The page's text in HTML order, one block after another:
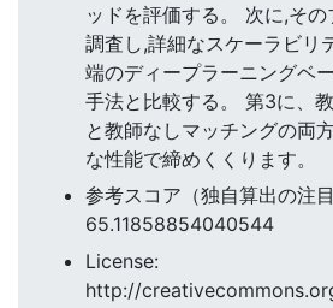
ッドを評価する。 次に,そ
調査し,詳細なスケーラビリ
端のディープラーニングベ
手法と比較する。 第3に、
と教師なしマッチングの両
な性能で締めくくります。
参考スコア（独自算出の注
65.11858854040544
License:
http://